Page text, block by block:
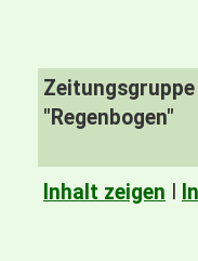
Zeitungsgruppe
"Regenbogen"
Inhalt zeigen